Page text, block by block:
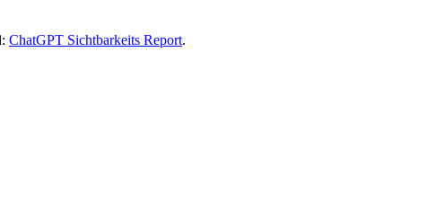
ChatGPT Sichtbarkeits Report.